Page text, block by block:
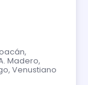
Madero,
Venustiano